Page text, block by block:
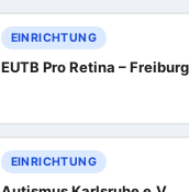
EINRICHTUNG
EUTB Pro Retina – Freiburg
EINRICHTUNG